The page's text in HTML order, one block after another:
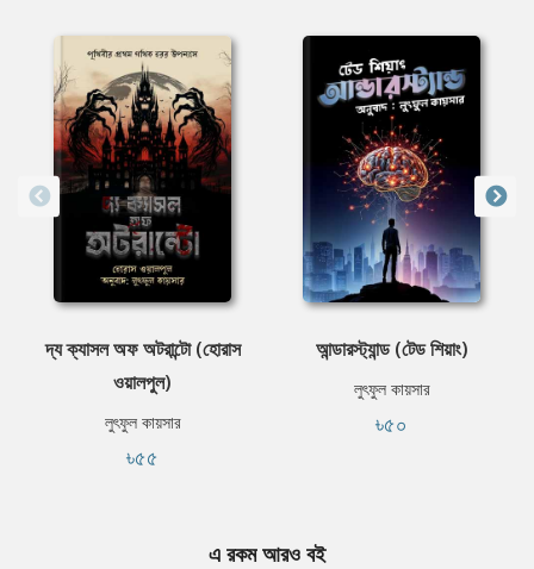
দ্য ক্যাসল অফ অটরান্টো (হোরাস
ওয়ালপুল)
লুৎফুল কায়সার
৳৫৫
আন্ডারস্ট্যান্ড (টেড শিয়াং)
লুৎফুল কায়সার
৳৫০
এ রকম আরও বই